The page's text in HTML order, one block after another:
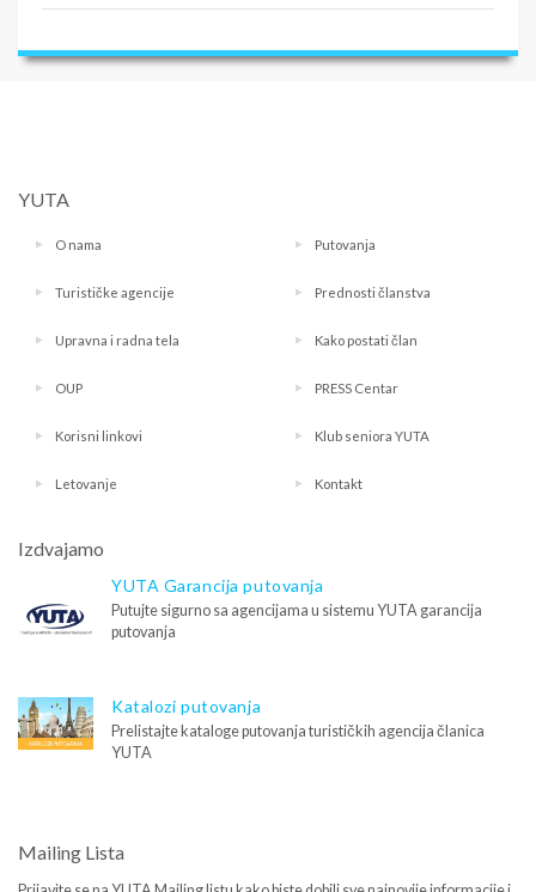
YUTA
O nama Putovanja
Turističke agencije Prednosti članstva
Upravna i radna tela Kako postati član
OUP PRESS Centar
Korisni linkovi Klub seniora YUTA
Letovanje Kontakt
Izdvajamo
YUTA Garancija putovanja
Putujte sigurno sa agencijama u sistemu YUTA garancija
putovanja
Katalozi putovanja
Prelistajte kataloge putovanja turističkih agencija članica
YUTA
Mailing Lista